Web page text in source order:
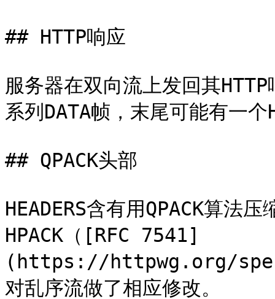
## HTTP响应
服务器在双向流上发回其
系列DATA帧，末尾可能有一个
## QPACK头部
HEADERS含有用QPACK算法
HPACK（[RFC 7541]
(https://httpwg.org/
对乱序流做了相应修改。